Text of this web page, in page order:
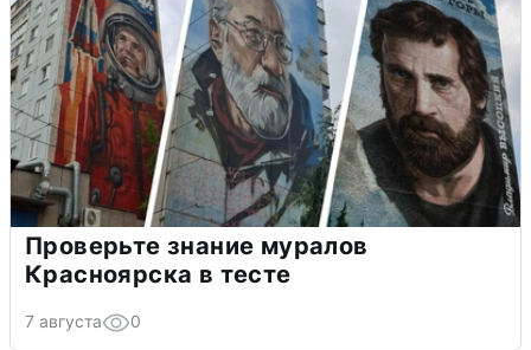
Проверьте знание муралов
Красноярска в тесте
7 августа 0